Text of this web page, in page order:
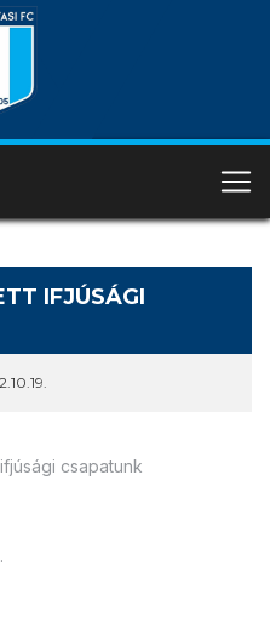
IFJÚSÁGI
csapatunk